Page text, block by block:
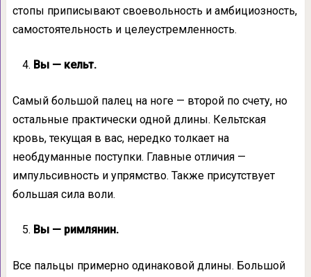
стопы приписывают своевольность и амбициозность,
самостоятельность и целеустремленность.
Вы — кельт.
Самый большой палец на ноге — второй по счету, но
остальные практически одной длины. Кельтская
кровь, текущая в вас, нередко толкает на
необдуманные поступки. Главные отличия —
импульсивность и упрямство. Также присутствует
большая сила воли.
Вы — римлянин.
Все пальцы примерно одинаковой длины. Большой